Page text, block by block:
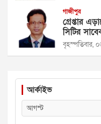
গাজীপুর
গ্রেপ্তার
সিটির
বৃহস্পতিবার,
আর্কাইভ